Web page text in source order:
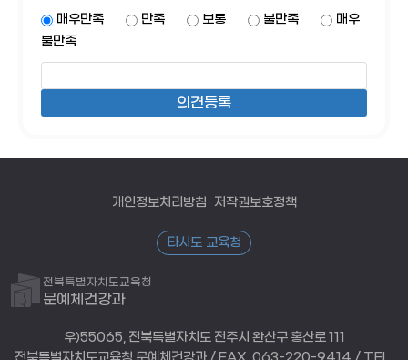
매우만족 만족 보통 불만족
매우
불만족
개인정보처리방침 저작권보호정책
타시도 교육청
전북특별자치도교육청
문예체건강과
우)55065, 전북특별자치도 전주시 완산구 홍산로 111